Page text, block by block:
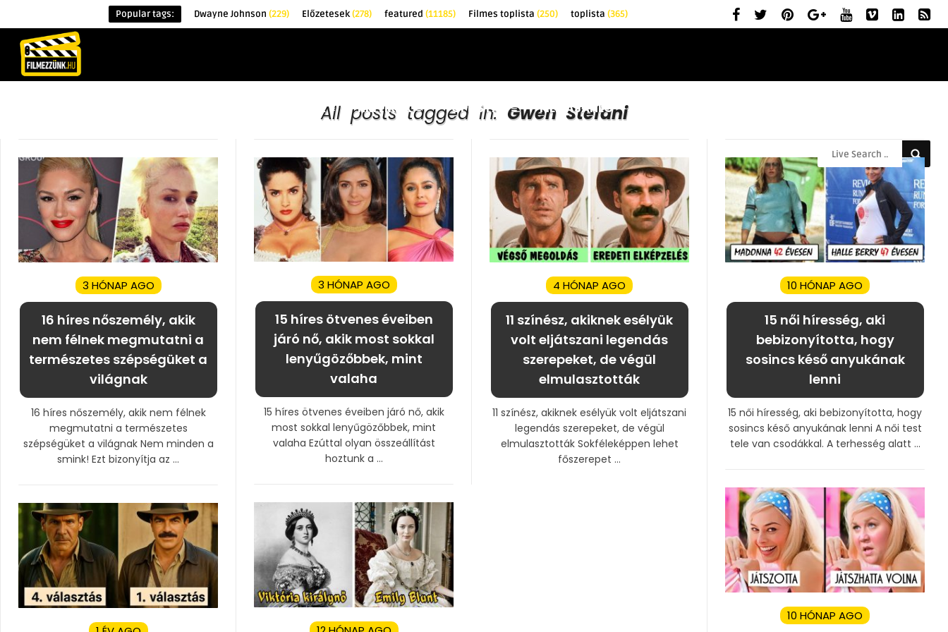
Popular tags: Dwayne Johnson (229) Előzetesek(278) featured (11185) Filmes toplista (250) toplista (365)
ÉRDEKESSÉGEK KRITIKÁK TOPLISTÁK FILMAJÁNLÓ
All posts tagged in: Gwen Stefani
3 HÓNAP AGO
16 híres nőszemély, akik
nem félnek megmutatni a
természetes szépségüket a
világnak
16 híres nőszemély, akik nem félnek
megmutatni a természetes
szépségüket a világnak Nem minden a
smink! Ezt bizonyítja az ...
3 HÓNAP AGO
15 híres ötvenes éveiben
járó nő, akik most sokkal
lenyűgözőbbek, mint
valaha
15 híres ötvenes éveiben járó nő, akik
most sokkal lenyűgözőbbek, mint
valaha Ezúttal olyan összeállítást
hoztunk a ...
4 HÓNAP AGO
11 színész, akiknek esélyük
volt eljátszani legendás
szerepeket, de végül
elmulasztották
11 színész, akiknek esélyük volt eljátszani
legendás szerepeket, de végül
elmulasztották Sokféleképpen lehet
főszerepet ...
10 HÓNAP AGO
15 női híresség, aki
bebizonyította, hogy
sosincs késő anyukának
lenni
15 női híresség, aki bebizonyította, hogy
sosincs késő anyukának lenni A női test
tele van csodákkal. A terhesség alatt ...
10 HÓNAP AGO